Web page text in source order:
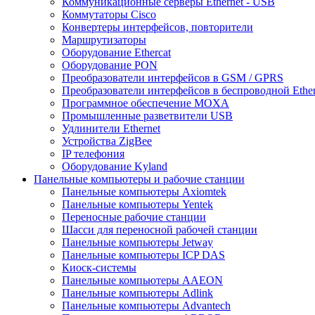
Коммутаторы Cisco
Конвертеры интерфейсов, повторители
Маршрутизаторы
Оборудование Ethercat
Оборудование PON
Преобразователи интерфейсов в GSM / GPRS
Преобразователи интерфейсов в беспроводной
Программное обеспечение MOXA
Промышленные разветвители USB
Удлинители Ethernet
Устройства ZigBee
IP телефония
Оборудование Kyland
Панельные компьютеры и рабочие станции
Панельные компьютеры Axiomtek
Панельные компьютеры Yentek
Переносные рабочие станции
Шасси для переносной рабочей станции
Панельные компьютеры Jetway
Панельные компьютеры ICP DAS
Киоск-системы
Панельные компьютеры AAEON
Панельные компьютеры Adlink
Панельные компьютеры Advantech